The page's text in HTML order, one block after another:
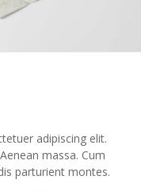
adipiscing elit.
massa. Cum
parturient montes.